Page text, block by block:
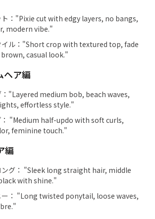
ト："Pixie cut with edgy layers, no bangs,
modern vibe."
イル："Short crop with textured top, fade
casual look."
ヘア編
："Layered medium bob, beach waves,
effortless style."
： "Medium half-updo with soft curls,
feminine touch."
編
ング： "Sleek long straight hair, middle
with shine."
ー： "Long twisted ponytail, loose waves,